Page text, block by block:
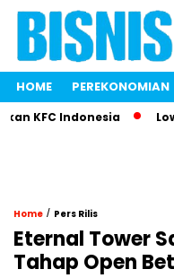
HOME PEREKONOMIAN
KFC Indonesia Low
Home / Pers Rilis
Eternal Tower
Tahap Open